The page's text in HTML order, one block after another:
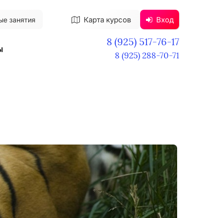
Карта курсов Вход
занятия
8 (925) 517-76-17
8 (925) 288-70-71